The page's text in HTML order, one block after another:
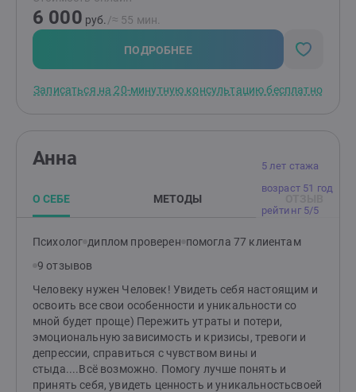
психологическое образование - пролонгированная
программа подготовки «Психологическое
консультирование» в Рязанском Государственном
Университете (РГУ) им. С.А. ЕсенинаПовышение
«ИМАТОН» (г. Санкт-Петербург), Академии
Психотерапевтической Лиге и др.Более семи лет
интервизионной и супервизионной группе, работаю
повышать свой профессиональный уровень
6 000 руб. /≈ 55 мин.
ПОДРОБНЕЕ
Записаться на 20-минутную консультацию бесплатно
5 лет стажа
возраст 51 год
рейтинг 5/5
Анна
О СЕБЕ МЕТОДЫ
Психолог диплом проверен помогла 77 клиентам
9 отзывов
Человеку нужен Человек! Увидеть себя настоящим и
освоить все свои особенности и уникальности со
мной будет проще) Пережить утраты и потери,
эмоциональную зависимость и кризисы, тревоги и
депрессии, справиться с чувством вины и
стыда....Всё возможно. Помогу лучше понять и
принять себя, увидеть ценность и уникальностьсвоей